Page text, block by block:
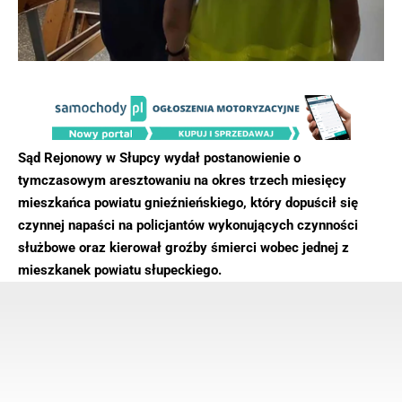
Sąd Rejonowy w Słupcy wydał postanowienie o
tymczasowym aresztowaniu na okres trzech miesięcy
mieszkańca powiatu gnieźnieńskiego, który dopuścił się
czynnej napaści na policjantów wykonujących czynności
służbowe oraz kierował groźby śmierci wobec jednej z
mieszkanek powiatu słupeckiego.